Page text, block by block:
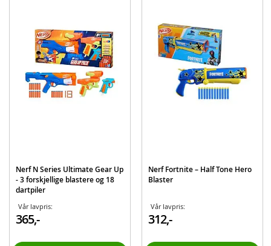
Interaktivt blinkmål
Detaljer:
Batterier: Krever 9 AA-batterier (ikke inkludert)
Produktdetaljer
Aktuelt Nyheter
Nerf N Series Ultimate Gear Up
- 3 forskjellige blastere og 18
dartpiler
Vår lavpris:
365,-
Nerf Fortnite – Half Tone Hero
Blaster
Vår lavpris:
312,-